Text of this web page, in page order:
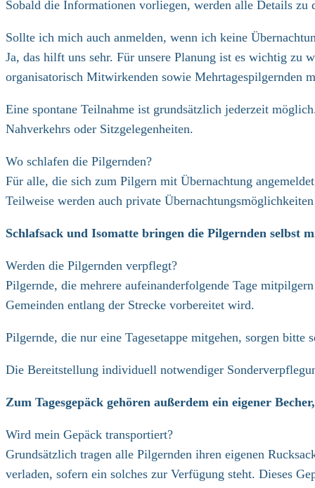
Sobald die Informationen vorliegen, werden alle Details
Sollte ich mich auch anmelden, wenn ich keine
Ja, das hilft uns sehr. Für unsere Planung ist es wichtig zu
organisatorisch Mitwirkenden sowie Mehrtagespilgernden
Eine spontane Teilnahme ist grundsätzlich jederzeit
Nahverkehrs oder Sitzgelegenheiten.
Wo schlafen die Pilgernden?
Für alle, die sich zum Pilgern mit Übernachtung
Teilweise werden auch private
Schlafsack und Isomatte bringen die Pilgernden selbst
Werden die Pilgernden verpflegt?
Pilgernde, die mehrere aufeinanderfolgende Tage
Gemeinden entlang der Strecke vorbereitet wird.
Pilgernde, die nur eine Tagesetappe mitgehen, sorgen bitte
Die Bereitstellung individuell notwendiger
Zum Tagesgepäck gehören außerdem ein eigener
Wird mein Gepäck transportiert?
Grundsätzlich tragen alle Pilgernden ihren eigenen
verladen, sofern ein solches zur Verfügung steht. Dieses